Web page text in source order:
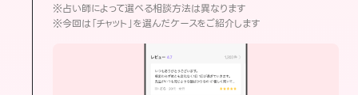
※占い師によって選べる相談方法は異なります
※今回は「チャット」を選んだケースをご紹介します